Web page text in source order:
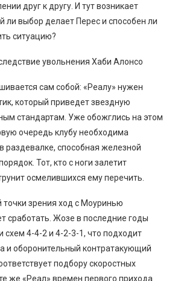
друг к другу. И тут возникает
ли выбор делает Перес и способен ли
ситуацию?
увольнения Хаби Алонсо
сам собой: «Реалу» нужен
который приведет звездную
стандартам. Уже обожглись на этом
очередь клубу необходима
раздевалке, способная железной
Тот, кто с ноги залетит
осмелившихся ему перечить.
точки зрения ход с Моуринью
сработать. Жозе в последние годы
схем 4-4-2 и 4-2-3-1, что подходит
и оборонительный контратакующий
подбору скоростных
же «Реал» времен первого прихода